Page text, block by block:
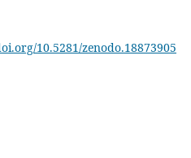
10.5281/zenodo.18873905